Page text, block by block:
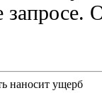
наносит ущерб